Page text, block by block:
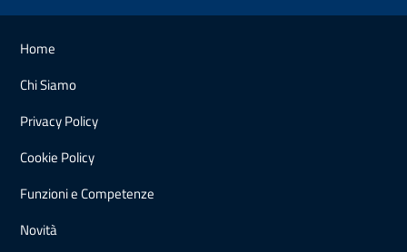
Home
Chi Siamo
Privacy Policy
Cookie Policy
Funzioni e Competenze
Novità